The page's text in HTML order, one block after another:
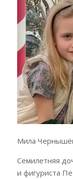
Мила
Семилетняя
и фигуриста